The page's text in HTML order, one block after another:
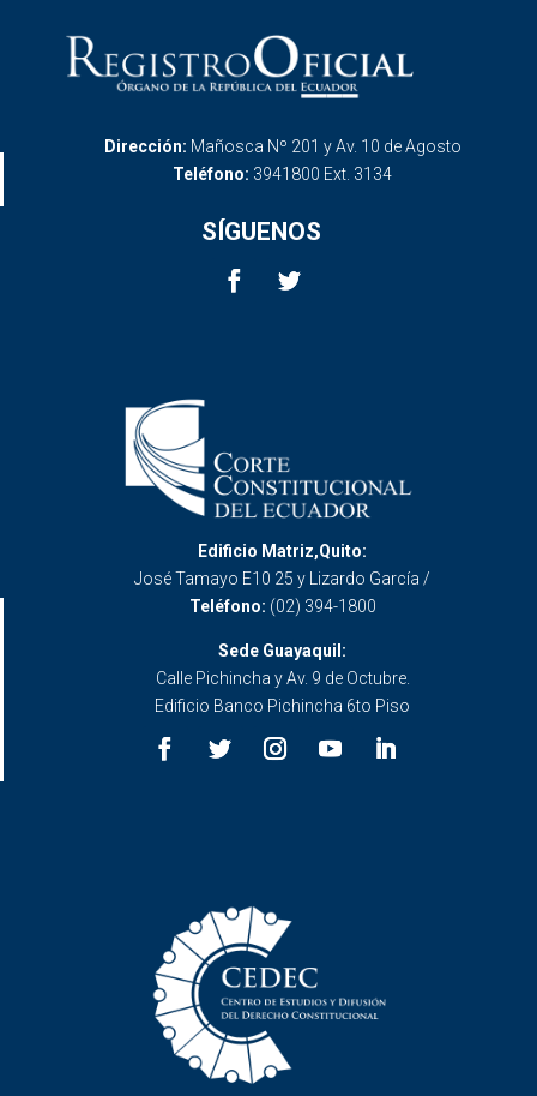
Dirección: Mañosca Nº 201 y Av. 10 de Agosto
Teléfono: 3941800 Ext. 3134
SÍGUENOS
Edificio Matriz,Quito:
José Tamayo E10 25 y Lizardo García /
Teléfono: (02) 394-1800
Sede Guayaquil:
Calle Pichincha y Av. 9 de Octubre.
Edificio Banco Pichincha 6to Piso